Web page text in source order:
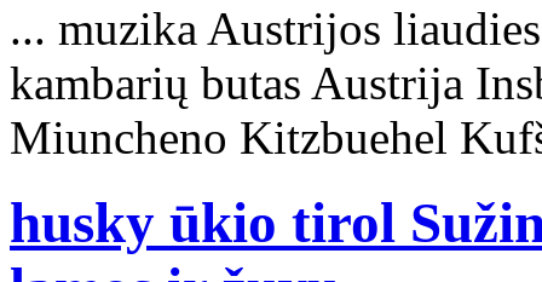
... muzika Austrijos
kambarių butas Austrija
Miuncheno Kitzbuehel
husky ūkio tirol